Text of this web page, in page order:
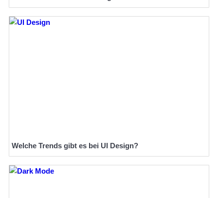
Welche Trends gibt es bei UI Design?